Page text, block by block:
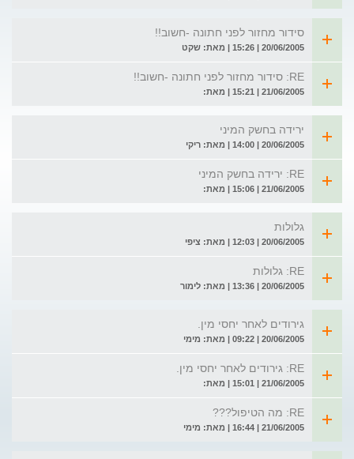
סידור מחזור לפני חתונה -חשוב!!
20/06/2005 | 15:26 | מאת: שקט
RE: סידור מחזור לפני חתונה -חשוב!!
21/06/2005 | 15:21 | מאת:
ירידה בחשק המיני
20/06/2005 | 14:00 | מאת: ריקי
RE: ירידה בחשק המיני
21/06/2005 | 15:06 | מאת:
גלולות
20/06/2005 | 12:03 | מאת: ציפי
RE: גלולות
20/06/2005 | 13:36 | מאת: לימור
גירודים לאחר יחסי מין.
20/06/2005 | 09:22 | מאת: מימי
RE: גירודים לאחר יחסי מין.
21/06/2005 | 15:01 | מאת:
RE: מה הטיפול???
21/06/2005 | 16:44 | מאת: מימי